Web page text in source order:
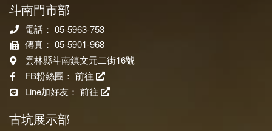
斗南門市部
電話： 05-5963-753
傳真： 05-5901-968
雲林縣斗南鎮文元二街16號
FB粉絲團： 前往
Line加好友： 前往
古坑展示部